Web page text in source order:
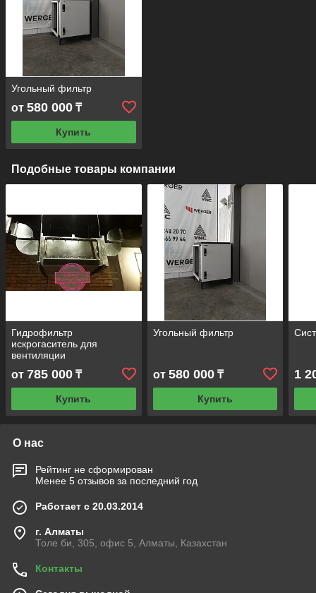
Угольный фильтр
от 580 000 ₸
Купить
Подобные товары компании
Гидрофильтр
искрогаситель для
вентиляции
от 785 000 ₸
Купить
Угольный фильтр
от 580 000₸
Купить
1
О нас
Рейтинг не сформирован
Менее 5 отзывов за последний год
Работает с 20.03.2014
г. Алматы
Толе би, 305, офис 5, Алматы, Казахстан
Контакты